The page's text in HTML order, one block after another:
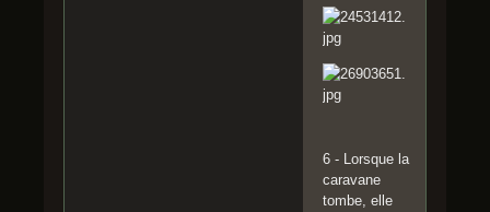
6 - Lorsque la
caravane
tombe, elle